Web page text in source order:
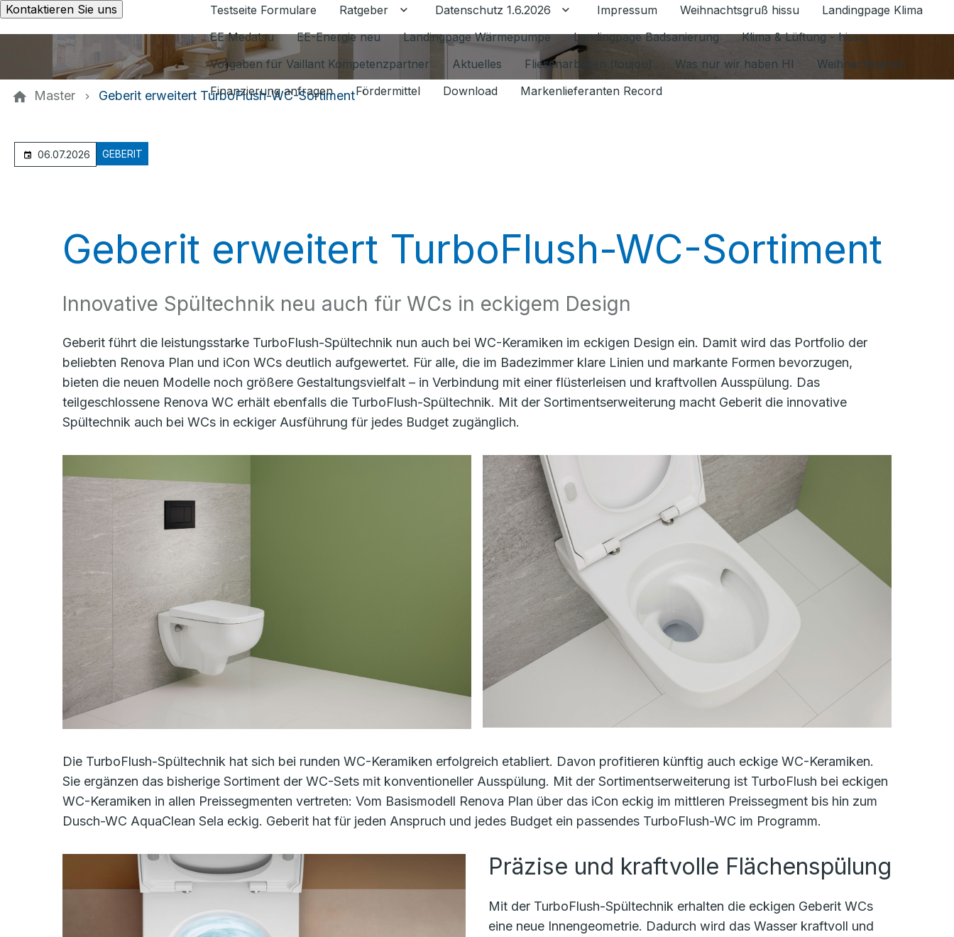
Kontaktieren Sie uns Testseite Formulare Ratgeber Untermenü für Ratgeber umschalten
Datenschutz 1.6.2026 Untermenü für Datenschutz 1.6.2026 umschalten
Impressum Weihnachtsgruß hissu
Landingpage Klima
EE Medatsu
EE-Energie neu Landingpage Wärmepumpe Landingpage Badsanierung
Klima & Lüftung - hissu
Vorgaben für Vaillant Kompetenzpartner
Aktuelles Fliesenarbeiten (toujou) Was nur wir haben HI
Weihnachtspost
Finanzierung anfragen
Fördermittel Download Markenlieferanten Record
Master Geberit erweitert TurboFlush-WC-Sortiment
06.07.2026 GEBERIT
Geberit erweitert TurboFlush-WC-Sortiment
Innovative Spültechnik neu auch für WCs in eckigem Design
Geberit führt die leistungsstarke TurboFlush-Spültechnik nun auch bei WC-Keramiken im eckigen Design ein. Damit wird das Portfolio der
beliebten Renova Plan und iCon WCs deutlich aufgewertet. Für alle, die im Badezimmer klare Linien und markante Formen bevorzugen,
bieten die neuen Modelle noch größere Gestaltungsvielfalt – in Verbindung mit einer flüsterleisen und kraftvollen Ausspülung. Das
teilgeschlossene Renova WC erhält ebenfalls die TurboFlush-Spültechnik. Mit der Sortimentserweiterung macht Geberit die innovative
Spültechnik auch bei WCs in eckiger Ausführung für jedes Budget zugänglich.
Die TurboFlush-Spültechnik hat sich bei runden WC-Keramiken erfolgreich etabliert. Davon profitieren künftig auch eckige WC-Keramiken.
Sie ergänzen das bisherige Sortiment der WC-Sets mit konventioneller Ausspülung. Mit der Sortimentserweiterung ist TurboFlush bei eckigen
WC-Keramiken in allen Preissegmenten vertreten: Vom Basismodell Renova Plan über das iCon eckig im mittleren Preissegment bis hin zum
Dusch-WC AquaClean Sela eckig. Geberit hat für jeden Anspruch und jedes Budget ein passendes TurboFlush-WC im Programm.
Präzise und kraftvolle Flächenspülung
Mit der TurboFlush-Spültechnik erhalten die eckigen Geberit WCs
eine neue Innengeometrie. Dadurch wird das Wasser kraftvoll und